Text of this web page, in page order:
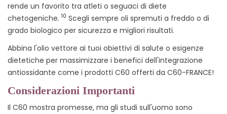
rende un favorito tra atleti o seguaci di diete
chetogeniche. 10 Scegli sempre oli spremuti a freddo o di
grado biologico per sicurezza e migliori risultati.
Abbina l'olio vettore ai tuoi obiettivi di salute o esigenze
dietetiche per massimizzare i benefici dell'integrazione
antiossidante come i prodotti C60 offerti da C60-FRANCE!
Considerazioni Importanti
Il C60 mostra promesse, ma gli studi sull'uomo sono